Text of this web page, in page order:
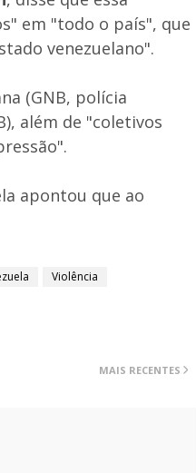
em "todo o país", que
venezuelano".
(GNB, polícia
além de "coletivos
apontou que ao
Violência
MAIS RECENTES